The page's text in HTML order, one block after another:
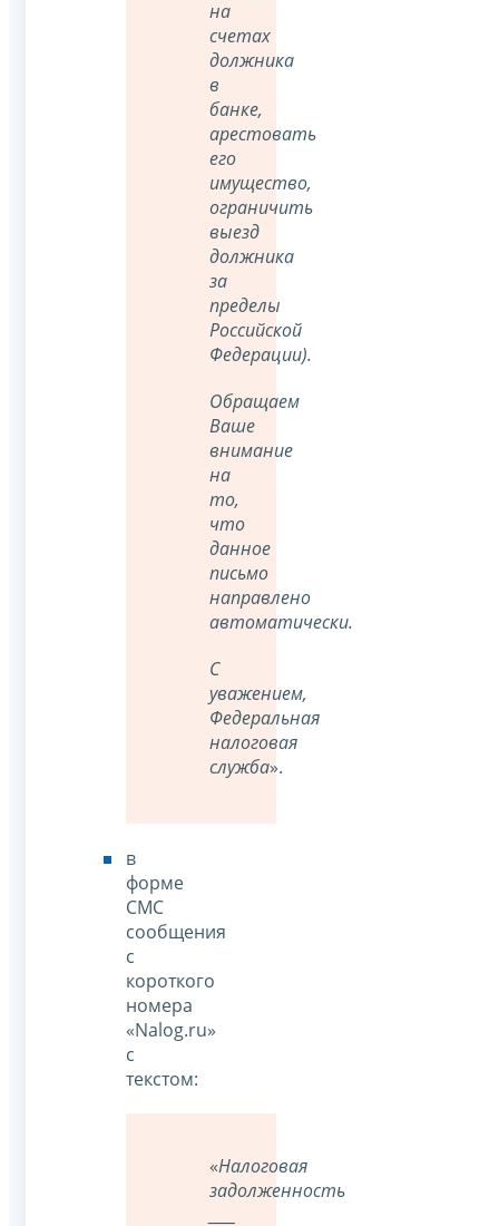
на
счетах
должника
в
банке,
арестовать
его
имущество,
ограничить
выезд
должника
за
пределы
Российской
Федерации).
Обращаем
Ваше
внимание
на
то,
что
данное
письмо
направлено
автоматически.
С
уважением,
Федеральная
налоговая
служба».
в
форме
СМС
сообщения
с
короткого
номера
«Nalog.ru»
с
текстом:
«Налоговая
задолженность